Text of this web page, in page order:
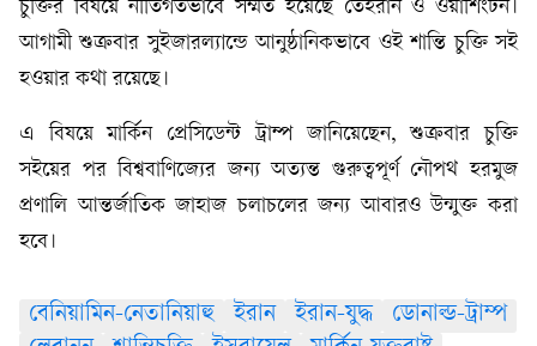
চুক্তির বিষয়ে নীতিগতভাবে সম্মত হয়েছে তেহরান ও ওয়াশিংটন।
আগামী শুক্রবার সুইজারল্যান্ডে আনুষ্ঠানিকভাবে ওই শান্তি চুক্তি সই
হওয়ার কথা রয়েছে।
এ বিষয়ে মার্কিন প্রেসিডেন্ট ট্রাম্প জানিয়েছেন, শুক্রবার চুক্তি
সইয়ের পর বিশ্ববাণিজ্যের জন্য অত্যন্ত গুরুত্বপূর্ণ নৌপথ হরমুজ
প্রণালি আন্তর্জাতিক জাহাজ চলাচলের জন্য আবারও উন্মুক্ত করা
হবে।
বেনিয়ামিন-নেতানিয়াহু ইরান ইরান-যুদ্ধ
ডোনাল্ড-ট্রাম্প